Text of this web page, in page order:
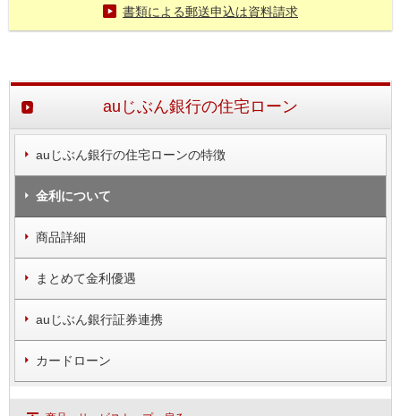
書類による郵送申込は資料請求
auじぶん銀行の住宅ローン
auじぶん銀行の住宅ローンの特徴
金利について
商品詳細
まとめて金利優遇
auじぶん銀行証券連携
カードローン